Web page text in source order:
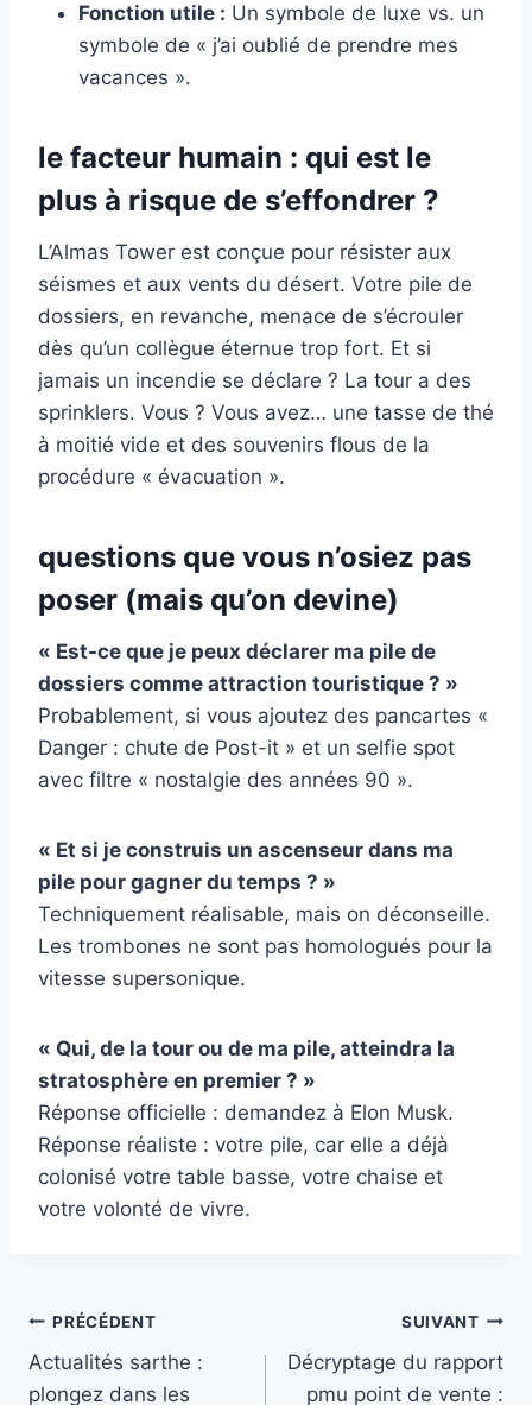
Fonction utile : Un symbole de luxe vs. un
symbole de « j’ai oublié de prendre mes
vacances ».
le facteur humain : qui est le
plus à risque de s’effondrer ?
L’Almas Tower est conçue pour résister aux
séismes et aux vents du désert. Votre pile de
dossiers, en revanche, menace de s’écrouler
dès qu’un collègue éternue trop fort. Et si
jamais un incendie se déclare ? La tour a des
sprinklers. Vous ? Vous avez… une tasse de thé
à moitié vide et des souvenirs flous de la
procédure « évacuation ».
questions que vous n’osiez pas
poser (mais qu’on devine)
« Est-ce que je peux déclarer ma pile de
dossiers comme attraction touristique ? »
Probablement, si vous ajoutez des pancartes «
Danger : chute de Post-it » et un selfie spot
avec filtre « nostalgie des années 90 ».
« Et si je construis un ascenseur dans ma
pile pour gagner du temps ? »
Techniquement réalisable, mais on déconseille.
Les trombones ne sont pas homologués pour la
vitesse supersonique.
« Qui, de la tour ou de ma pile, atteindra la
stratosphère en premier ? »
Réponse officielle : demandez à Elon Musk.
Réponse réaliste : votre pile, car elle a déjà
colonisé votre table basse, votre chaise et
votre volonté de vivre.
Navigation
de
PRÉCÉDENT
Actualités sarthe :
plongez dans les
SUIVANT
Décryptage du rapport
pmu point de vente :